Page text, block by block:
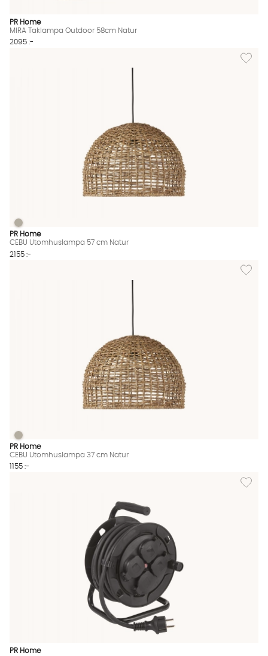
PR Home
MIRA Taklampa Outdoor 58cm Natur
2095 :-
Lägg
CEBU Utomhuslampa 57 cm Natur Finns även i dessa färger:
CEBU Utomhuslampa 57 cm Natur
PR Home
CEBU Utomhuslampa 57 cm Natur
2155 :-
Lägg
CEBU Utomhuslampa 37 cm Natur Finns även i dessa färger:
CEBU Utomhuslampa 37 cm Natur
PR Home
CEBU Utomhuslampa 37 cm Natur
1155 :-
Lägg
PR Home